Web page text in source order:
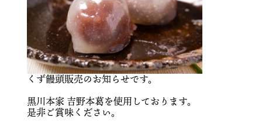
くず饅頭販売のお知らせです。
黒川本家 吉野本葛を使用しております。
是非ご賞味ください。